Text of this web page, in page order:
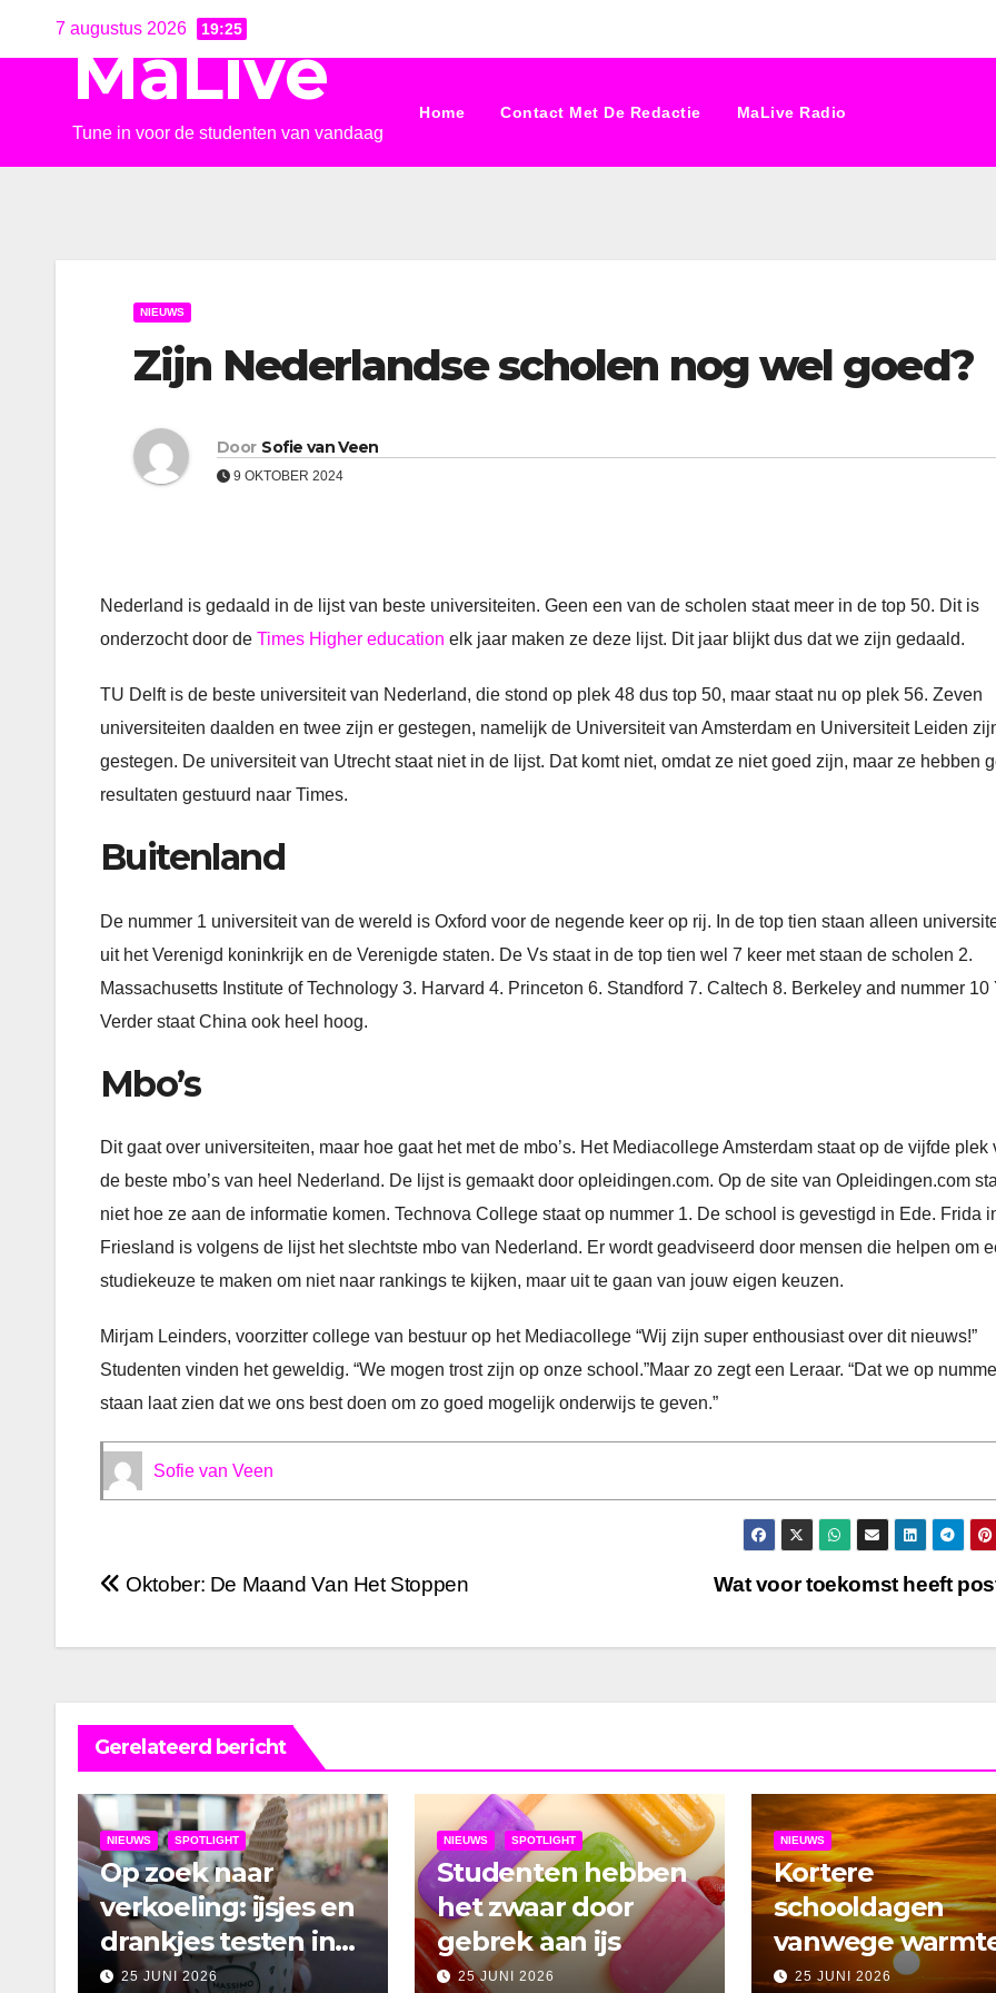
7 augustus 2026 19:25
MaLive
Tune in voor de studenten van vandaag
Home Contact Met De Redactie MaLive Radio
NIEUWS
Zijn Nederlandse scholen nog wel goed?
Door Sofie van Veen
9 OKTOBER 2024
Nederland is gedaald in de lijst van beste universiteiten. Geen een van de scholen staat meer in de top 50. Dit is
onderzocht door de Times Higher education elk jaar maken ze deze lijst. Dit jaar blijkt dus dat we zijn gedaald.
TU Delft is de beste universiteit van Nederland, die stond op plek 48 dus top 50, maar staat nu op plek 56. Zeven
universiteiten daalden en twee zijn er gestegen, namelijk de Universiteit van Amsterdam en Universiteit Leiden
gestegen. De universiteit van Utrecht staat niet in de lijst. Dat komt niet, omdat ze niet goed zijn, maar ze hebben
resultaten gestuurd naar Times.
Buitenland
De nummer 1 universiteit van de wereld is Oxford voor de negende keer op rij. In de top tien staan alleen
uit het Verenigd koninkrijk en de Verenigde staten. De Vs staat in de top tien wel 7 keer met staan de scholen 2.
Massachusetts Institute of Technology 3. Harvard 4. Princeton 6. Standford 7. Caltech 8. Berkeley and nummer 10
Verder staat China ook heel hoog.
Mbo’s
Dit gaat over universiteiten, maar hoe gaat het met de mbo’s. Het Mediacollege Amsterdam staat op de vijfde plek
de beste mbo’s van heel Nederland. De lijst is gemaakt door opleidingen.com. Op de site van Opleidingen.com
niet hoe ze aan de informatie komen. Technova College staat op nummer 1. De school is gevestigd in Ede. Frida
Friesland is volgens de lijst het slechtste mbo van Nederland. Er wordt geadviseerd door mensen die helpen om
studiekeuze te maken om niet naar rankings te kijken, maar uit te gaan van jouw eigen keuzen.
Mirjam Leinders, voorzitter college van bestuur op het Mediacollege “Wij zijn super enthousiast over dit nieuws!”
Studenten vinden het geweldig. “We mogen trost zijn op onze school.”Maar zo zegt een Leraar. “Dat we op
staan laat zien dat we ons best doen om zo goed mogelijk onderwijs te geven.”
Sofie van Veen
Bericht
navigatie
Wat voor toekomst heeft
Oktober: De Maand Van Het Stoppen
Gerelateerd bericht
NIEUWS SPOTLIGHT
Op zoek naar
verkoeling: ijsjes en
drankjes testen in
Amsterdam
25 JUNI 2026
NIEUWS SPOTLIGHT
Studenten hebben
het zwaar door
gebrek aan ijs
25 JUNI 2026
NIEUWS
Kortere
schooldagen
vanwege
25 JUNI 2026